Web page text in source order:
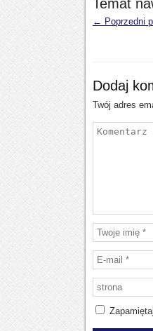
Temat
← Poprzedni
Dodaj
Twój adres